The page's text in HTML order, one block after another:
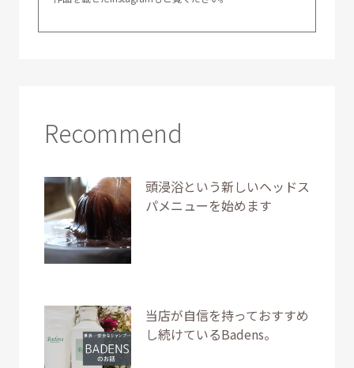
Recommend
頭浸浴という新しいヘッドス
パメニューを始めます
当店が自信を持っておすすめ
し続けているBadens。